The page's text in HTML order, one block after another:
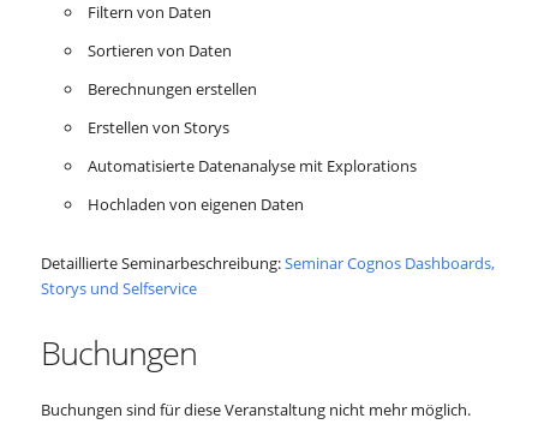
Filtern von Daten
Sortieren von Daten
Berechnungen erstellen
Erstellen von Storys
Automatisierte Datenanalyse mit Explorations
Hochladen von eigenen Daten
Detaillierte Seminarbeschreibung:Seminar Cognos Dashboards,
Storys und Selfservice
Buchungen
Buchungen sind für diese Veranstaltung nicht mehr möglich.